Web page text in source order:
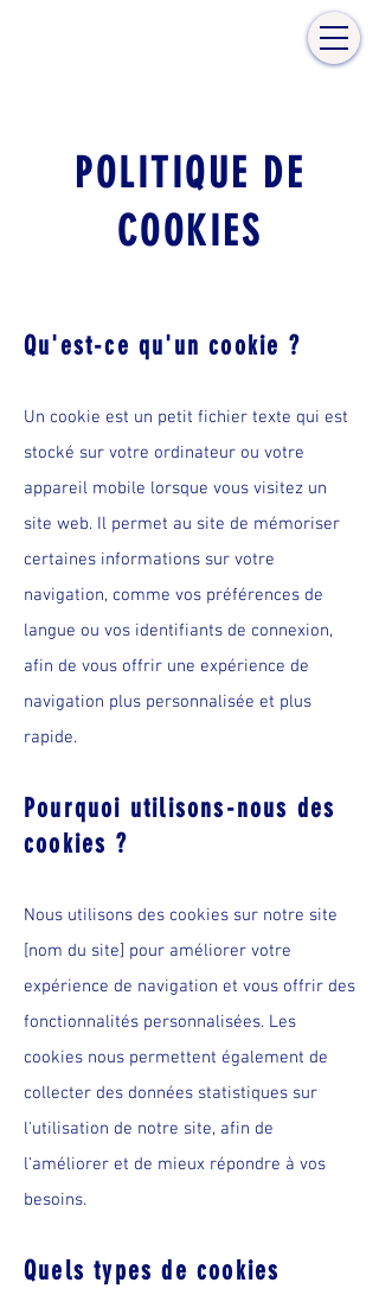
POLITIQUE DE
COOKIES
Qu'est-ce qu'un cookie ?
Un cookie est un petit fichier texte qui est
stocké sur votre ordinateur ou votre
appareil mobile lorsque vous visitez un
site web. Il permet au site de mémoriser
certaines informations sur votre
navigation, comme vos préférences de
langue ou vos identifiants de connexion,
afin de vous offrir une expérience de
navigation plus personnalisée et plus
rapide.
Pourquoi utilisons-nous des
cookies ?
Nous utilisons des cookies sur notre site
[nom du site] pour améliorer votre
expérience de navigation et vous offrir des
fonctionnalités personnalisées. Les
cookies nous permettent également de
collecter des données statistiques sur
l'utilisation de notre site, afin de
l'améliorer et de mieux répondre à vos
besoins.
Quels types de cookies